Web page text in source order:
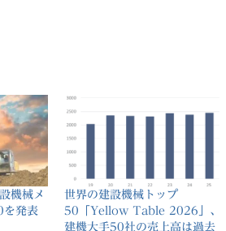
機械メ
を発表
世界の建設機械トップ
50「Yellow Table 2026」、
建機大手50社の売上高は過去